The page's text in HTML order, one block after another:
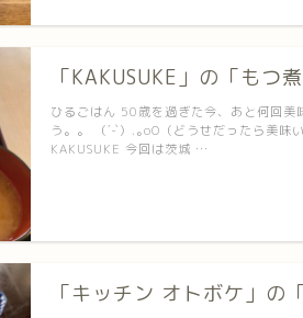
「KAKUSUKE」の「もつ
ひるごはん 50歳を過ぎた今、あと何回美
う。。 （´-`）.｡oO（どうせだったら美味
KAKUSUKE 今回は茨城 …
「キッチン オトボケ」の